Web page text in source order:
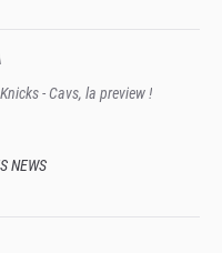
- Cavs, la preview !
NEWS